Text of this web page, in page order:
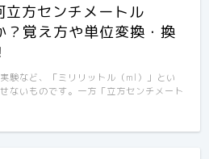
方センチメートル
？覚え方や単位変換・換
験など、「ミリリットル（ml）」とい
ないものです。一方「立方センチメート